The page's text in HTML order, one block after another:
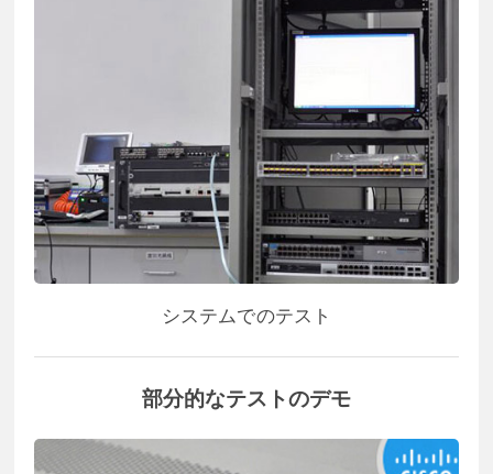
システムでのテスト
部分的なテストのデモ